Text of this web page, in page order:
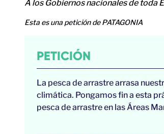
A los Gobiernos nacionales de toda
Esta es una petición de PATAGONIA
PETICIÓN
La pesca de arrastre arrasa
climática. Pongamos fin a esta
pesca de arrastre en las Áreas